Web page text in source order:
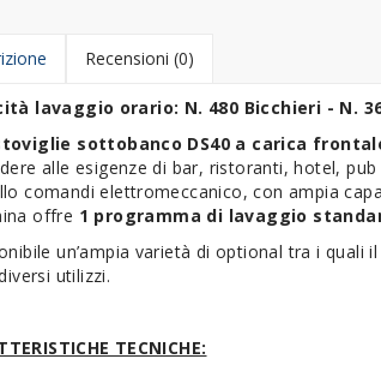
Recensioni (0)
lavaggio orario: N. 480 Bicchieri - N.
sottobanco DS40 a carica
alle esigenze di bar, ristoranti, hotel,
comandi elettromeccanico, con ampia
offre 1 programma di lavaggio
un’ampia varietà di optional tra i
utilizzi.
TECNICHE: